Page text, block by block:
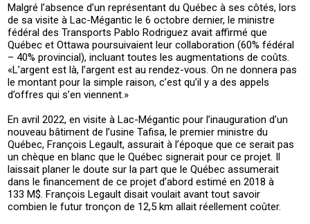
Malgré l’absence d’un représentant du Québec à ses côtés, lors
de sa visite à Lac-Mégantic le 6 octobre dernier, le ministre
fédéral des Transports Pablo Rodriguez avait affirmé que
Québec et Ottawa poursuivaient leur collaboration (60% fédéral
– 40% provincial), incluant toutes les augmentations de coûts.
«L’argent est là, l’argent est au rendez-vous. On ne donnera pas
le montant pour la simple raison, c’est qu’il y a des appels
d’offres qui s’en viennent.»
En avril 2022, en visite à Lac-Mégantic pour l’inauguration d’un
nouveau bâtiment de l’usine Tafisa, le premier ministre du
Québec, François Legault, assurait à l’époque que ce serait pas
un chèque en blanc que le Québec signerait pour ce projet. Il
laissait planer le doute sur la part que le Québec assumerait
dans le financement de ce projet d’abord estimé en 2018 à
133 M$. François Legault disait voulait avant tout savoir
combien le futur tronçon de 12,5 km allait réellement coûter.